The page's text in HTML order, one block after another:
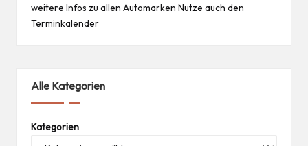
weitere Infos zu allen Automarken Nutze auch den
Terminkalender
Alle Kategorien
Kategorien